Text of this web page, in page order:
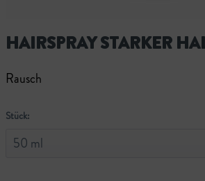
HAIRSPRAY STARKER
Rausch
Stück: